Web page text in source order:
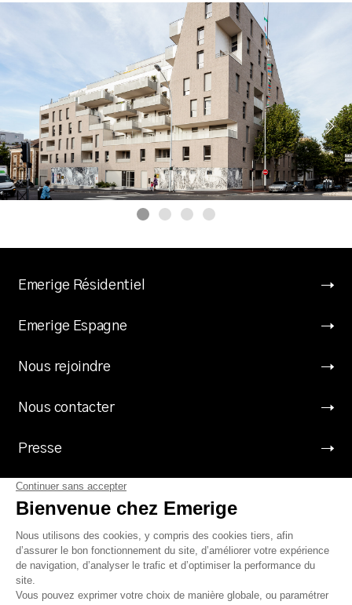
Emerige Résidentiel
Emerige Espagne
Nous rejoindre
Nous contacter
Presse
Suivez Emerige
Mentions légales